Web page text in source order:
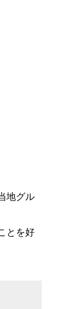
地グル
とを好